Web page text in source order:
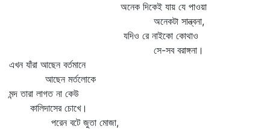
অনেক দিকেই যায় যে পাওয়া
অনেকটা সান্ত্বনা,
যদিও রে নাইকো কোথাও
সে-সব বরাঙ্গনা।
এখন যাঁরা আছেন বর্তমানে
আছেন মর্তলোকে
মন্দ তারা লাগত না কেউ
কালিদাসের চোখে।
পরেন বটে জুতা মোজা,